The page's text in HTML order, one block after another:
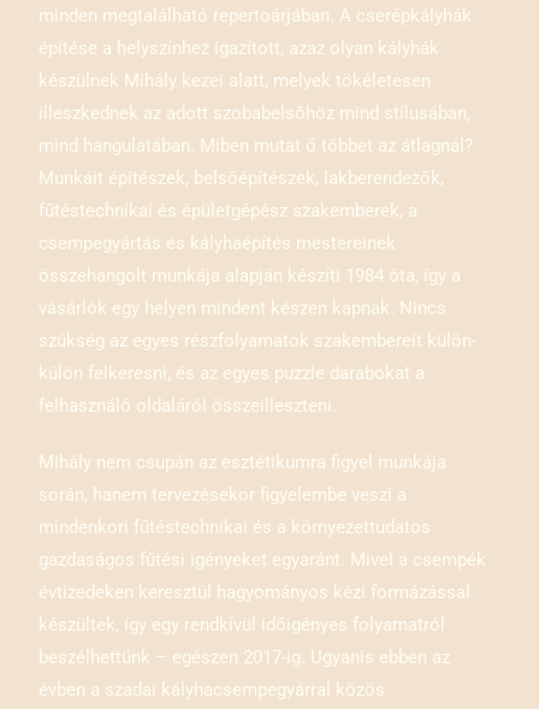
minden megtalálható repertoárjában. A cserépkályhák
építése a helyszínhez igazított, azaz olyan kályhák
készülnek Mihály kezei alatt, melyek tökéletesen
illeszkednek az adott szobabelsőhöz mind stílusában,
mind hangulatában. Miben mutat ő többet az átlagnál?
Munkáit építészek, belsőépítészek, lakberendezők,
fűtéstechnikai és épületgépész szakemberek, a
csempegyártás és kályhaépítés mestereinek
összehangolt munkája alapján készíti 1984 óta, így a
vásárlók egy helyen mindent készen kapnak. Nincs
szükség az egyes részfolyamatok szakembereit külön-
külön felkeresni, és az egyes puzzle darabokat a
felhasználó oldaláról összeilleszteni.
Mihály nem csupán az esztétikumra figyel munkája
során, hanem tervezésekor figyelembe veszi a
mindenkori fűtéstechnikai és a környezettudatos
gazdaságos fűtési igényeket egyaránt. Mivel a csempék
évtizedeken keresztül hagyományos kézi formázással
készültek, így egy rendkívül időigényes folyamatról
beszélhettünk – egészen 2017-ig. Ugyanis ebben az
évben a szadai kályhacsempegyárral közös